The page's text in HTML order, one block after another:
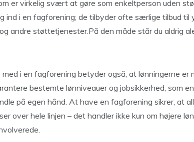
er virkelig svært at gøre som enkeltperson uden
ind i en fagforening; de tilbyder ofte særlige tilbud til
andre støttetjenester.På den måde står du aldrig
i en fagforening betyder også, at lønningerne er
bestemte lønniveauer og jobsikkerhed, som
på egen hånd. At have en fagforening sikrer, at
over hele linjen – det handler ikke kun om højere